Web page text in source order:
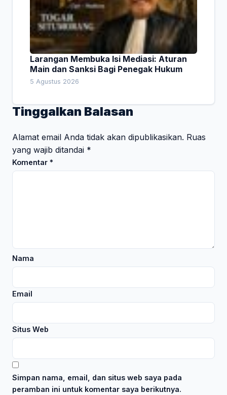
Larangan Membuka Isi Mediasi: Aturan
Main dan Sanksi Bagi Penegak Hukum
5 Agustus 2026
Tinggalkan Balasan
Alamat email Anda tidak akan dipublikasikan. Ruas
yang wajib ditandai *
Komentar *
Nama
Email
Situs Web
Simpan nama, email, dan situs web saya pada
peramban ini untuk komentar saya berikutnya.